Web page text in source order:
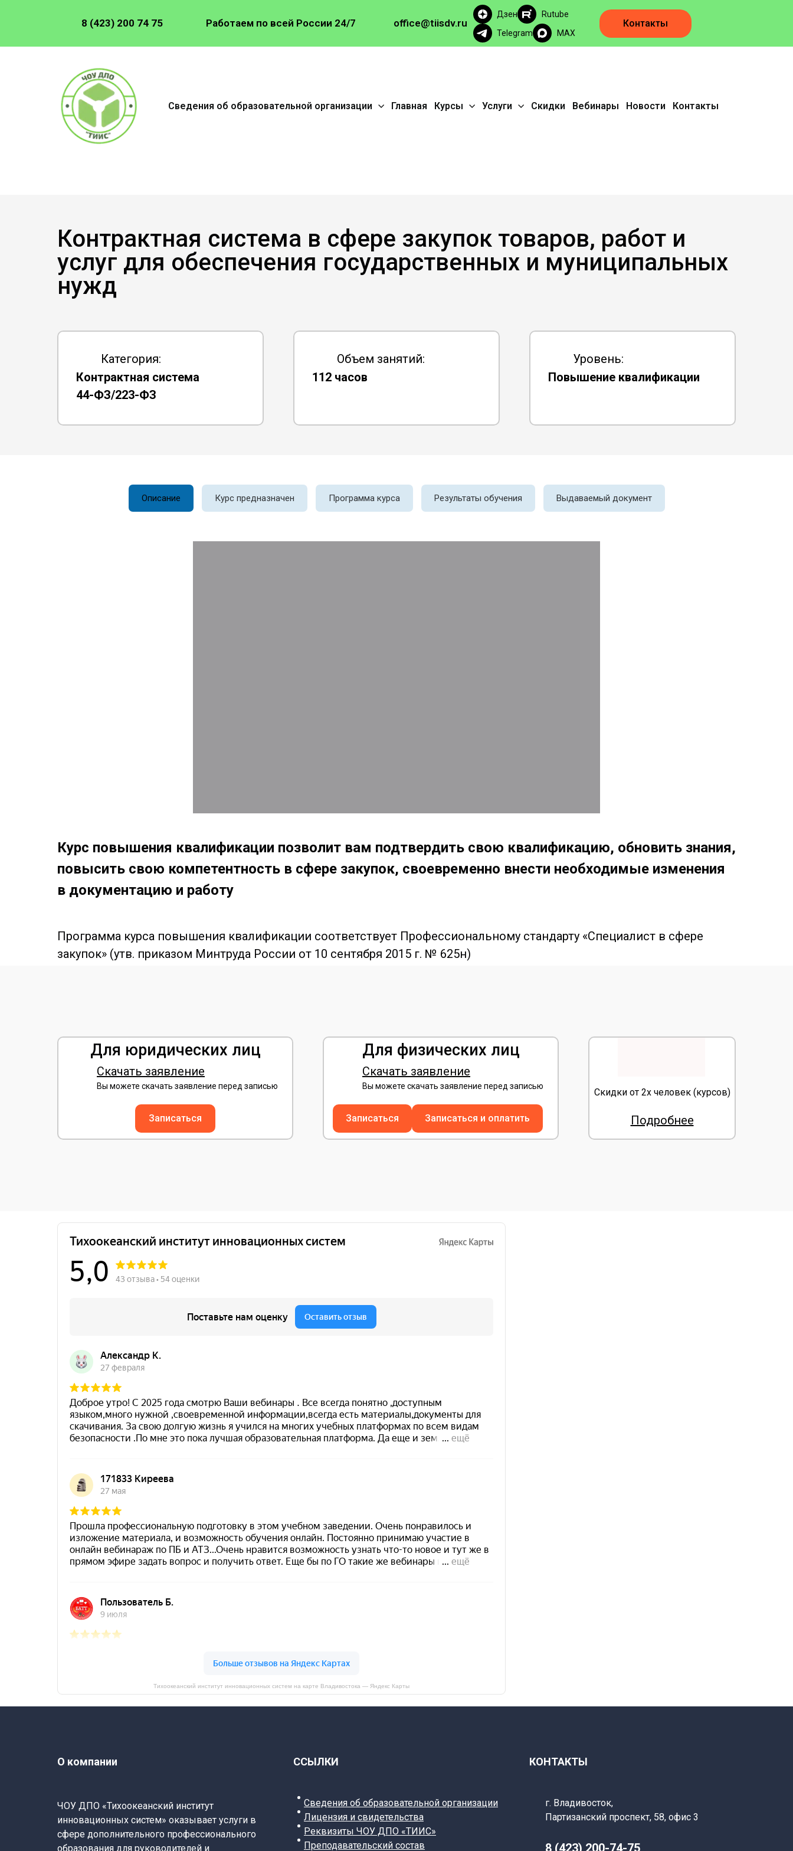
8 (423) 200 74 75 Работаем по всей России 24/7 office@tiisdv.ru
Дзен
Rutube
Telegram
MAX
Контакты
Сведения об образовательной организации Главная Курсы Услуги Скидки Вебинары Новости Контакты
Контрактная система в сфере закупок товаров, работ и
услуг для обеспечения государственных и муниципальных
нужд
Категория:
Контрактная система
44-ФЗ/223-ФЗ
Объем занятий:
112 часов
Уровень:
Повышение квалификации
Описание Курс предназначен Программа курса Результаты обучения Выдаваемый документ
Курс повышения квалификации позволит вам подтвердить свою квалификацию, обновить знания,
повысить свою компетентность в сфере закупок, своевременно внести необходимые изменения
в документацию и работу
Программа курса повышения квалификации соответствует Профессиональному стандарту «Специалист в сфере
закупок» (утв. приказом Минтруда России от 10 сентября 2015 г. № 625н)
Для юридических лиц
Скачать заявление
Вы можете скачать заявление перед записью
Записаться
Для физических лиц
Скачать заявление
Вы можете скачать заявление перед записью
Записаться Записаться и оплатить
Скидки от 2х человек (курсов)
Подробнее
Тихоокеанский институт инновационных систем на карте Владивостока — Яндекс Карты
О компании
ЧОУ ДПО «Тихоокеанский институт
инновационных систем» оказывает услуги в
сфере дополнительного профессионального
образования для руководителей и
ССЫЛКИ
Сведения об образовательной организации
Лицензия и свидетельства
Реквизиты ЧОУ ДПО «ТИИС»
Преподавательский состав
КОНТАКТЫ
г. Владивосток,
Партизанский проспект, 58, офис 3
8 (423) 200-74-75